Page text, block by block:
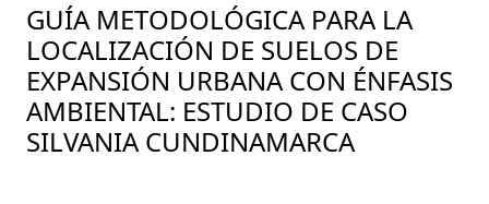
GUÍA METODOLÓGICA PARA LA
LOCALIZACIÓN DE SUELOS DE
EXPANSIÓN URBANA CON ÉNFASIS
AMBIENTAL: ESTUDIO DE CASO
SILVANIA CUNDINAMARCA